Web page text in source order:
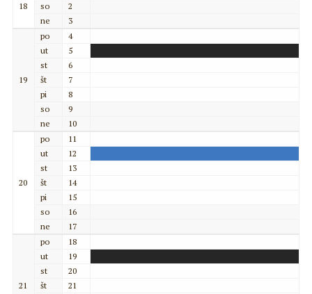
18
so
2
ne
3
19
po
4
ut
5
st
6
št
7
pi
8
so
9
ne
10
20
po
11
ut
12
st
13
št
14
pi
15
so
16
ne
17
21
po
18
ut
19
st
20
št
21